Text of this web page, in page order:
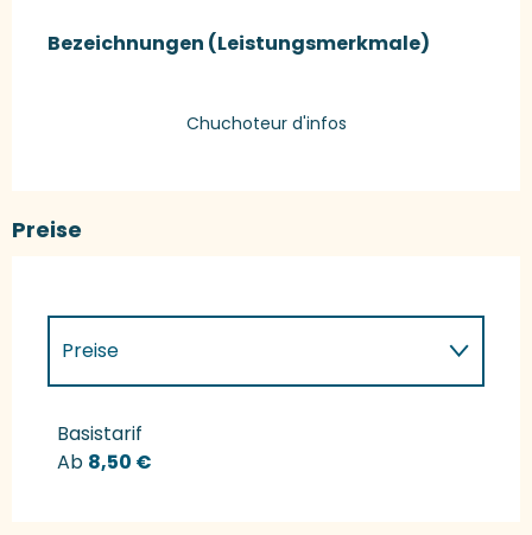
Bezeichnungen (Leistungsmerkmale)
Bezeichnungen (Leistungsmerkmale)
Chuchoteur d'infos
Preise
Preise
Preise 2027
Basistarif
Ab 8,50 €